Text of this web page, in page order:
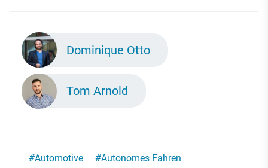
Dominique Otto
Tom Arnold
#Automotive #Autonomes Fahren